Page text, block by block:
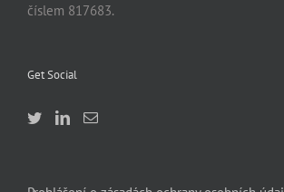
číslem 817683.
Get Social